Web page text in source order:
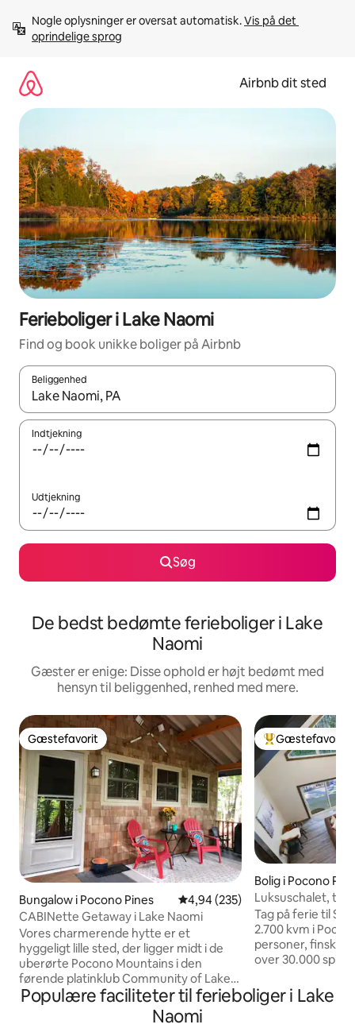
videre
Nogle oplysninger er oversat automatisk. Vis på det
oprindelige sprog
Airbnb dit sted
Ferieboliger i Lake Naomi
Find og book unikke boliger på Airbnb
Beliggenhed
Når resultaterne er tilgængelige, skal du navigere med
Indtjekning
Udtjekning
Søg
De bedst bedømte ferieboliger i Lake
Naomi
Gæster er enige: Disse ophold er højt bedømt med
hensyn til beliggenhed, renhed med mere.
Gæstefavorit
Gæstefavorit
Bungalow i Pocono Pines 4,94 ud af 5 i gennemsnitlig
4,94 (235)
CABINette Getaway i Lake Naomi
Vores charmerende hytte er et
hyggeligt lille sted, der ligger midt i de
uberørte Pocono Mountains i den
førende platinklub Community of Lake
Naomi. Vores hus med to soveværelser
har plads til 6 personer og tilbyder den
perfekte udflugt for enlige rejsende, par
Bedste
Gæstefavorit
Bolig i Pocono
Luksuschalet,
spilrum
Tag på ferie til
2.700 kvm i
personer, finsk
over 30.000 spil.
personer, ZLINE-
hektar, der støder
Populære faciliteter til ferieboliger i Lake
Naomi